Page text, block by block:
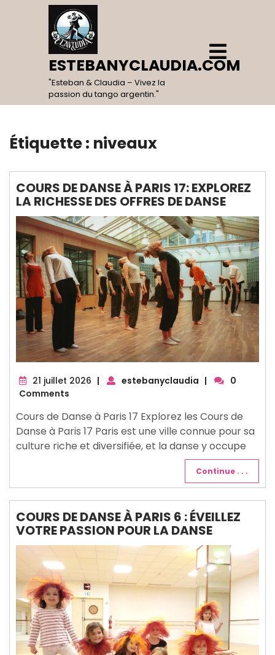
ESTEBANYCLAUDIA.COM
"Esteban & Claudia – Vivez la
passion du tango argentin."
Open
Menu
Étiquette : niveaux
COURS DE DANSE À PARIS 17: EXPLOREZ
LA RICHESSE DES OFFRES DE DANSE
21 juillet 2026 21| estebanyclaudia |
0
Comments
Cours de Danse à Paris 17 Explorez les Cours de
Danse à Paris 17 Paris est une ville connue pour sa
culture riche et diversifiée, et la danse y occupe
Continue . . .
COURS DE DANSE À PARIS 6 : ÉVEILLEZ
VOTRE PASSION POUR LA DANSE